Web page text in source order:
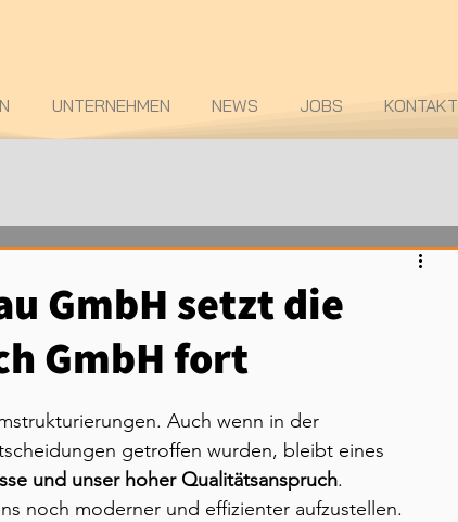
UNTERNEHMEN NEWS JOBS KONTAKT
GmbH setzt die
GmbH fort
Auch wenn in der
getroffen wurden, bleibt eines
und unser hoher Qualitätsanspruch.
noch moderner und effizienter aufzustellen.